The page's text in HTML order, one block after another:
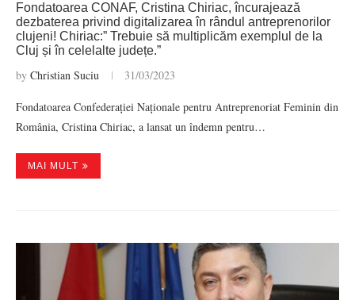
Fondatoarea CONAF, Cristina Chiriac, încurajează
dezbaterea privind digitalizarea în rândul antreprenorilor
clujeni! Chiriac:” Trebuie să multiplicăm exemplul de la
Cluj și în celelalte județe.”
by Christian Suciu 31/03/2023
Fondatoarea Confederației Naționale pentru Antreprenoriat Feminin din
România, Cristina Chiriac, a lansat un îndemn pentru…
MAI MULT